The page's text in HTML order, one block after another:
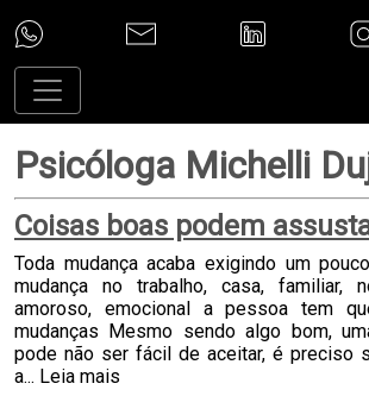
Psicóloga Michelli
Coisas boas podem
Toda mudança acaba exigindo um
mudança no trabalho, casa, familiar,
amoroso, emocional a pessoa tem
mudanças Mesmo sendo algo bom,
pode não ser fácil de aceitar, é preciso
a... Leia mais